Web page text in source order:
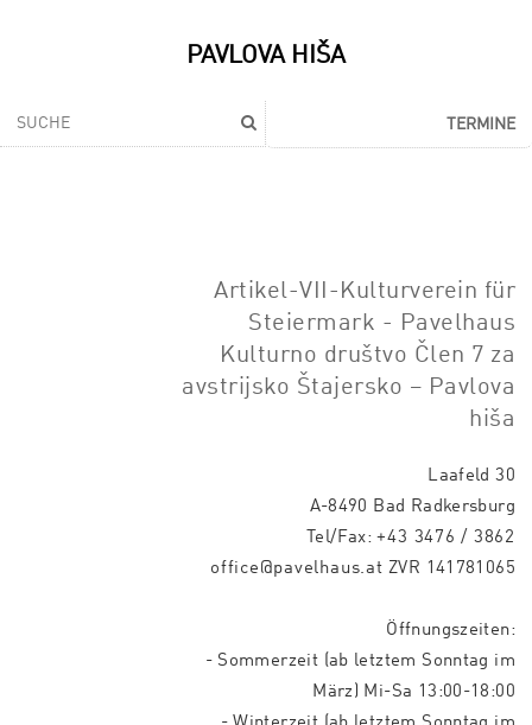
PAVLOVA HIŠA
TERMINE
Artikel-VII-Kulturverein für
Steiermark - Pavelhaus
Kulturno društvo Člen 7 za
avstrijsko Štajersko – Pavlova
hiša
Laafeld 30
A-8490 Bad Radkersburg
Tel/Fax:+43 3476 / 3862
office@pavelhaus.at ZVR 141781065
Öffnungszeiten:
- Sommerzeit (ab letztem Sonntag im
März) Mi-Sa 13:00-18:00